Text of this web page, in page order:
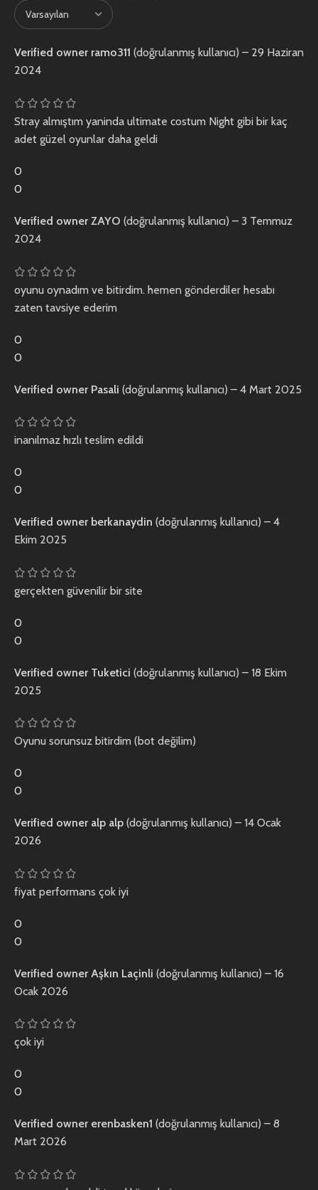
Verified owner ramo311 (doğrulanmış kullanıcı) – 29 Haziran
2024
Stray almıştım yaninda ultimate costum Night gibi bir kaç
adet güzel oyunlar daha geldi
0
0
Verified ownerZAYO (doğrulanmış kullanıcı) – 3 Temmuz
2024
oyunu oynadım ve bitirdim. hemen gönderdiler hesabı
zaten tavsiye ederim
0
0
Verified owner Pasali (doğrulanmış kullanıcı) – 4 Mart 2025
inanılmaz hızlı teslim edildi
0
0
Verified owner berkanaydin (doğrulanmış kullanıcı) – 4
Ekim 2025
gerçekten güvenilir bir site
0
0
Verified owner Tuketici (doğrulanmış kullanıcı) – 18 Ekim
2025
Oyunu sorunsuz bitirdim (bot değilim)
0
0
Verified owner alp alp (doğrulanmış kullanıcı) – 14 Ocak
2026
fiyat performans çok iyi
0
0
Verified ownerAşkın Laçinli (doğrulanmış kullanıcı) – 16
Ocak 2026
çok iyi
0
0
Verified owner erenbasken1 (doğrulanmış kullanıcı) – 8
Mart 2026